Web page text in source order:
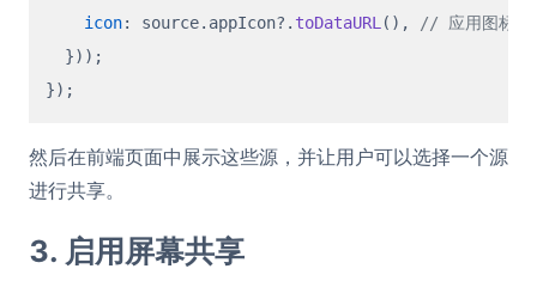
icon: source. appIcon?. toDataURL (),
// 应用图标（
  }));
然后在前端页面中展示这些源，并让用户可以选择一个源
进行共享。
3. 启用屏幕共享